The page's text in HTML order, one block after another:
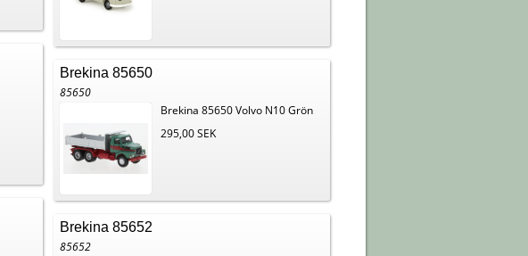
Brekina 85650
85650
Brekina 85650 Volvo N10 Grön
295,00 SEK
Brekina 85652
85652